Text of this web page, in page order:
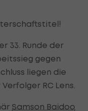
33. Runde der
gegen
liegen die
RC Lens.
Samson Baidoo